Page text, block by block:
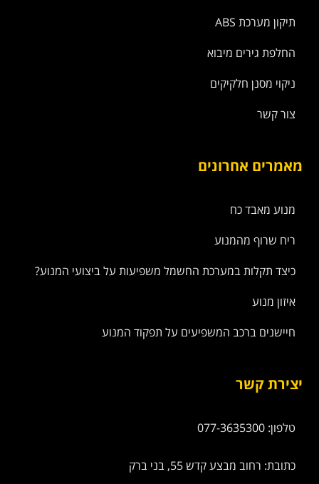
תיקון מערכת ABS
החלפת גירים מיבוא
ניקוי מסנן חלקיקים
צור קשר
מאמרים אחרונים
מנוע מאבד כח
ריח שרוף מהמנוע
כיצד תקלות במערכת החשמל משפיעות על ביצועי המנוע?
איזון מנוע
חיישנים ברכב המשפיעים על תפקוד המנוע
יצירת קשר
טלפון: 077-3635300
כתובת: רחוב מבצע קדש 55, בני ברק